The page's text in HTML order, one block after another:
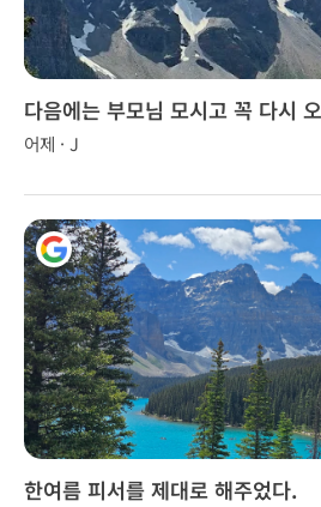
다음에는 부모님 모시고 꼭 다시
어제 · J
한여름 피서를 제대로 해주었다.